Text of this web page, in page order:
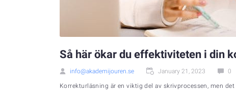
Så här ökar du effektiviteten i din
info@akademijouren.se January 21, 2023 0
Korrekturläsning är en viktig del av skrivprocessen, men